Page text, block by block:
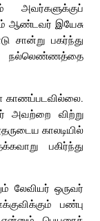
அவர்களுக்குப்
ஆண்டவர் இயேசு
சான்று பகர்ந்து
நல்லெண்ணத்தை
காணப்படவில்லை.
அவற்றை விற்று
காலடியில்
பகிர்ந்து
லேவியர் ஒருவர்
பண்பு